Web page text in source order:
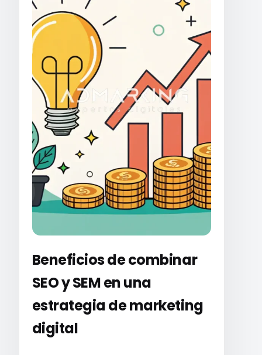
Beneficios de combinar
SEO y SEM en una
estrategia de marketing
digital